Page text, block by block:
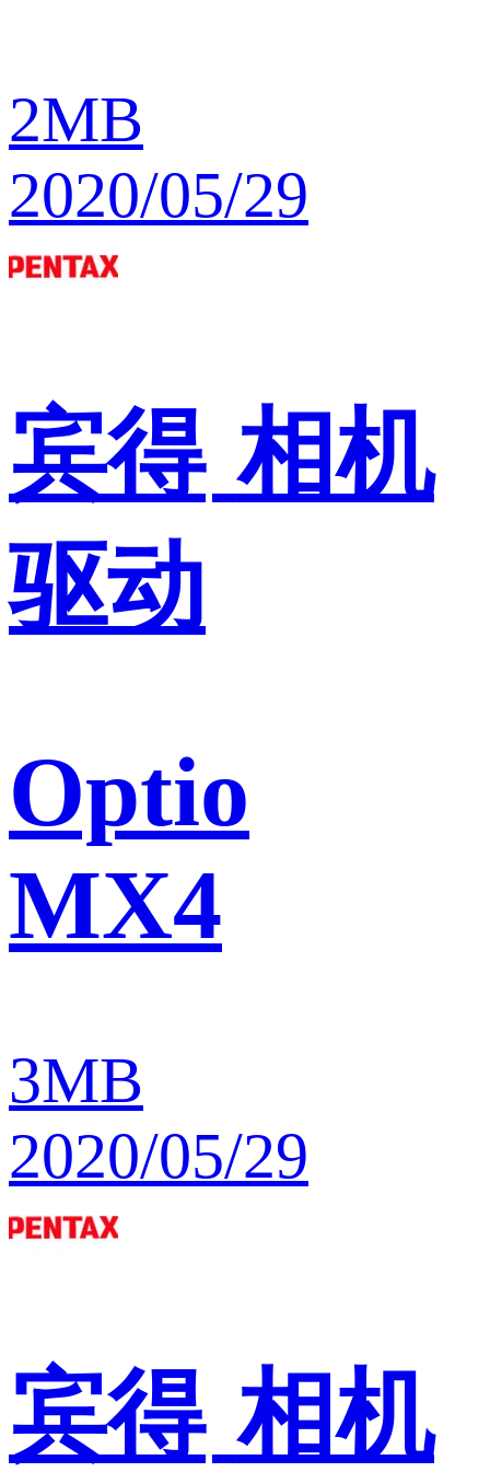
2MB
2020/05/29
宾得 相机
驱动
Optio
MX4
3MB
2020/05/29
宾得 相机